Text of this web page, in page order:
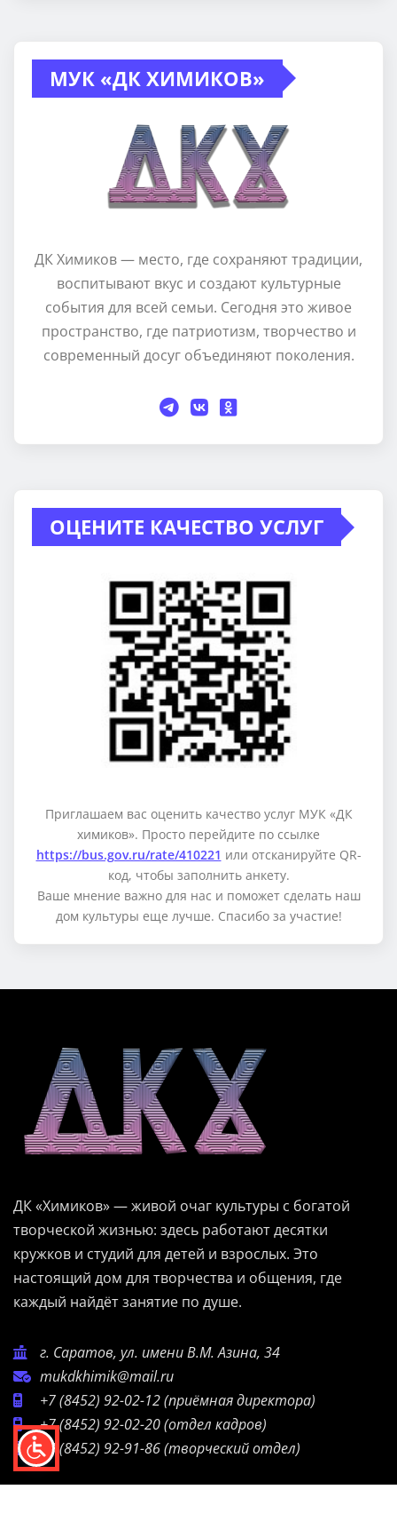
МУК «ДК ХИМИКОВ»
ДК Химиков — место, где сохраняют традиции,
воспитывают вкус и создают культурные
события для всей семьи. Сегодня это живое
пространство, где патриотизм, творчество и
современный досуг объединяют поколения.
ОЦЕНИТЕ КАЧЕСТВО УСЛУГ
Приглашаем вас оценить качество услуг МУК «ДК
химиков». Просто перейдите по ссылке
https://bus.gov.ru/rate/410221 или отсканируйте QR-
код, чтобы заполнить анкету.
Ваше мнение важно для нас и поможет сделать наш
дом культуры еще лучше. Спасибо за участие!
ДК «Химиков» — живой очаг культуры с богатой
творческой жизнью: здесь работают десятки
кружков и студий для детей и взрослых. Это
настоящий дом для творчества и общения, где
каждый найдёт занятие по душе.
г. Саратов, ул. имени В.М. Азина, 34
mukdkhimik@mail.ru
+7 (8452) 92-02-12(приёмная директора)
+7 (8452) 92-02-20(отдел кадров)
+7 (8452) 92-91-86(творческий отдел)